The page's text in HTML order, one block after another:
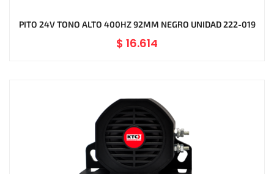
PITO 24V TONO ALTO 400HZ 92MM NEGRO UNIDAD 222-019
$ 16.614